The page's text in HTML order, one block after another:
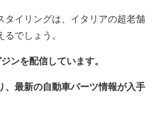
タイリングは、イタリアの超老舗
でしょう。
ンを配信しています。
、最新の自動車パーツ情報が入手